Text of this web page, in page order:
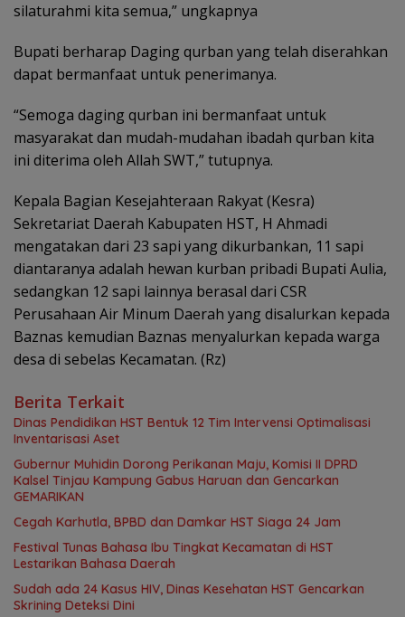
silaturahmi kita semua,” ungkapnya
Bupati berharap Daging qurban yang telah diserahkan
dapat bermanfaat untuk penerimanya.
“Semoga daging qurban ini bermanfaat untuk
masyarakat dan mudah-mudahan ibadah qurban kita
ini diterima oleh Allah SWT,” tutupnya.
Kepala Bagian Kesejahteraan Rakyat (Kesra)
Sekretariat Daerah Kabupaten HST, H Ahmadi
mengatakan dari 23 sapi yang dikurbankan, 11 sapi
diantaranya adalah hewan kurban pribadi Bupati Aulia,
sedangkan 12 sapi lainnya berasal dari CSR
Perusahaan Air Minum Daerah yang disalurkan kepada
Baznas kemudian Baznas menyalurkan kepada warga
desa di sebelas Kecamatan. (Rz)
Berita Terkait
Dinas Pendidikan HST Bentuk 12 Tim Intervensi Optimalisasi
Inventarisasi Aset
Gubernur Muhidin Dorong Perikanan Maju, Komisi II DPRD
Kalsel Tinjau Kampung Gabus Haruan dan Gencarkan
GEMARIKAN
Cegah Karhutla, BPBD dan Damkar HST Siaga 24 Jam
Festival Tunas Bahasa Ibu Tingkat Kecamatan di HST
Lestarikan Bahasa Daerah
Sudah ada 24 Kasus HIV, Dinas Kesehatan HST Gencarkan
Skrining Deteksi Dini